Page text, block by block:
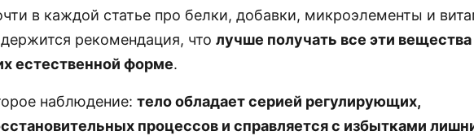
в каждой статье про белки, добавки, микроэлементы и
рекомендация, что лучше получать все эти
естественной форме.
наблюдение: тело обладает серией регулирующих,
процессов и справляется с избытками